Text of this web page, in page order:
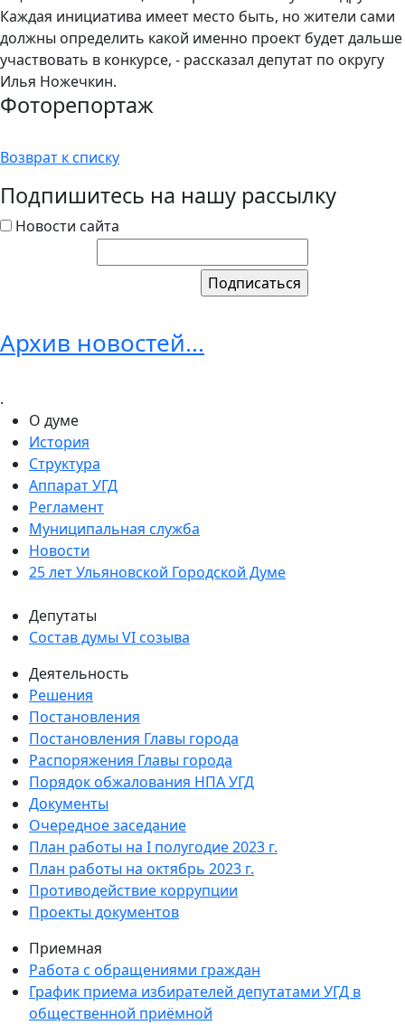
Каждая инициатива имеет место быть, но жители сами
должны определить какой именно проект будет дальше
участвовать в конкурсе, - рассказал депутат по округу
Илья Ножечкин.
Фоторепортаж
Возврат к списку
Подпишитесь на нашу рассылку
Новости сайта
Архив новостей...
.
О думе
История
Структура
Аппарат УГД
Регламент
Муниципальная служба
Новости
25 лет Ульяновской Городской Думе
Депутаты
Состав думы VI созыва
Деятельность
Решения
Постановления
Постановления Главы города
Распоряжения Главы города
Порядок обжалования НПА УГД
Документы
Очередное заседание
План работы на I полугодие 2023 г.
План работы на октябрь 2023 г.
Противодействие коррупции
Проекты документов
Приемная
Работа с обращениями граждан
График приема избирателей депутатами УГД в
общественной приёмной